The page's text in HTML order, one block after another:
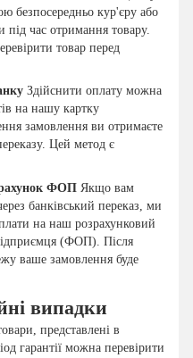
безпосередньо кур'єру або
під час отримання товару.
товар перед
Здійснити оплату можна
на нашу картку
замовлення ви отримаєте
Цей метод є
ФОП Якщо вам
банківський переказ, ми
на наш розрахунковий
(ФОП). Після
ваше замовлення буде
випадки
представлені в
гарантії можна перевірити